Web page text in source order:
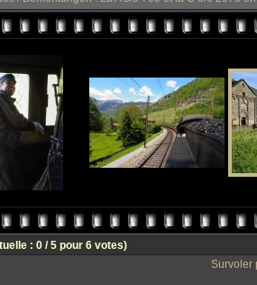
: 0 / 5 pour 6 votes)
Survoler